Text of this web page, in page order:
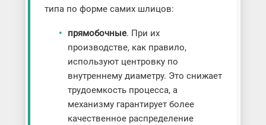
типа по форме самих шлицов:
прямобочные. При их
производстве, как правило,
используют центровку по
внутреннему диаметру. Это снижает
трудоемкость процесса, а
механизму гарантирует более
качественное распределение